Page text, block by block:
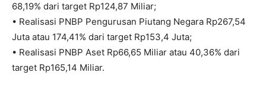
68,19% dari target Rp124,87 Miliar;
• Realisasi PNBP Pengurusan Piutang Negara Rp267,54
Juta atau 174,41% dari target Rp153,4 Juta;
• Realisasi PNBP Aset Rp66,65 Miliar atau 40,36% dari
target Rp165,14 Miliar.